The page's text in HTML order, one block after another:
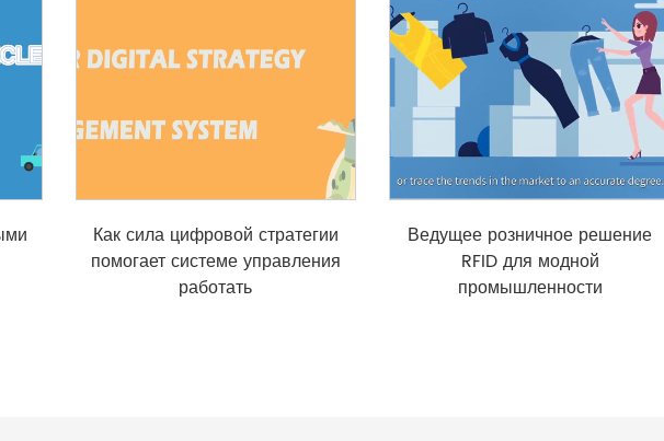
Как сила цифровой стратегии
помогает системе управления
работать
Ведущее розничное решение
RFID для модной
промышленности